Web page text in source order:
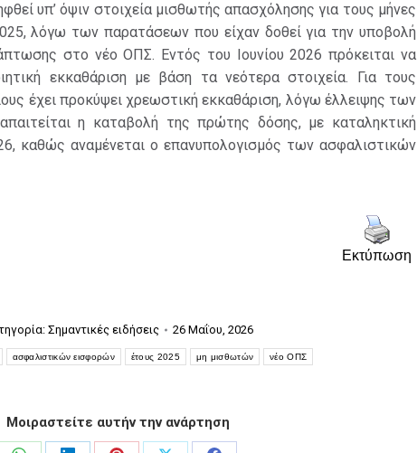
υπ’ όψιν στοιχεία μισθωτής απασχόλησης για τους μήνες
λόγω των παρατάσεων που είχαν δοθεί για την υποβολή
στο νέο ΟΠΣ. Εντός του Ιουνίου 2026 πρόκειται να
εκκαθάριση με βάση τα νεότερα στοιχεία. Για τους
έχει προκύψει χρεωστική εκκαθάριση, λόγω έλλειψης των
η καταβολή της πρώτης δόσης, με καταληκτική
καθώς αναμένεται ο επανυπολογισμός των ασφαλιστικών
Εκτύπωση
Σημαντικές ειδήσεις
26 Μαΐου, 2026
ασφαλιστικών εισφορών έτους 2025 μη μισθωτών νέο ΟΠΣ
Μοιραστείτε αυτήν την ανάρτηση